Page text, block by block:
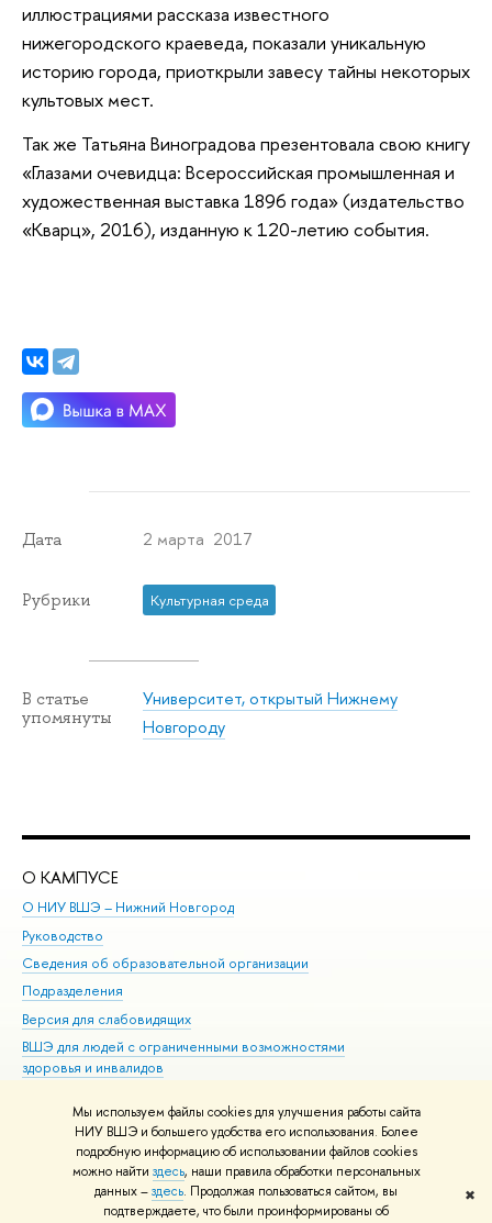
Мы используем файлы cookies для улучшения работы сайта
НИУ ВШЭ и большего удобства его использования. Более
подробную информацию об использовании файлов cookies
можно найти здесь, наши правила обработки персональных
данных –здесь. Продолжая пользоваться сайтом, вы
подтверждаете, что были проинформированы об
✖
иллюстрациями рассказа известного
нижегородского краеведа, показали уникальную
историю города, приоткрыли завесу тайны некоторых
культовых мест.
Так же Татьяна Виноградова презентовала свою книгу
«Глазами очевидца: Всероссийская промышленная и
художественная выставка 1896 года» (издательство
«Кварц», 2016), изданную к 120-летию события.
Дата 2 марта 2017
Рубрики Культурная среда
В статье
упомянуты
Университет, открытый Нижнему
Новгороду
О КАМПУСЕ
О НИУ ВШЭ – Нижний Новгород
Руководство
Сведения об образовательной организации
Подразделения
Версия для слабовидящих
ВШЭ для людей с ограниченными возможностями
здоровья и инвалидов